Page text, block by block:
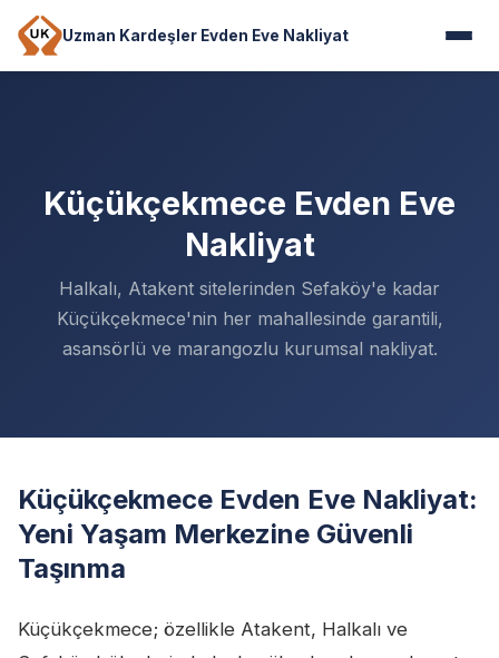
Uzman Kardeşler Evden Eve Nakliyat
Küçükçekmece Evden Eve
Nakliyat
Halkalı, Atakent sitelerinden Sefaköy'e kadar
Küçükçekmece'nin her mahallesinde garantili,
asansörlü ve marangozlu kurumsal nakliyat.
Küçükçekmece Evden Eve Nakliyat:
Yeni Yaşam Merkezine Güvenli
Taşınma
Küçükçekmece; özellikle Atakent, Halkalı ve